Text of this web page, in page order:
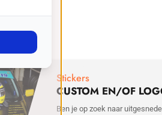
Stickers
CUSTOM EN/OF
Ben je op zoek naar